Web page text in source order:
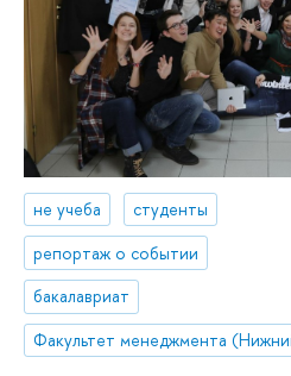
не учеба
студенты
репортаж о событии
бакалавриат